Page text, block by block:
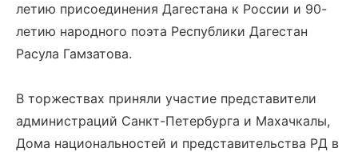
летию присоединения Дагестана к России и 90-
летию народного поэта Республики Дагестан
Расула Гамзатова.
В торжествах приняли участие представители
администраций Санкт-Петербурга и Махачкалы,
Дома национальностей и представительства РД в